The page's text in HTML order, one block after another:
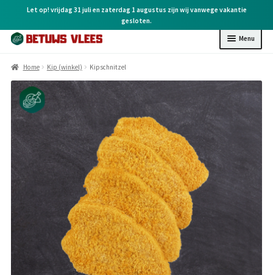
Let op! vrijdag 31 juli en zaterdag 1 augustus zijn wij vanwege vakantie
gesloten.
Menu
Home
Kip (online)
Rund (winkel)
Varken (winkel)
BBQ (winkel)
Kruiden & overige
Cadeaubonnen
Home Kip (winkel) Kipschnitzel